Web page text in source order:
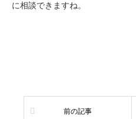
に相談できますね。
前の記事